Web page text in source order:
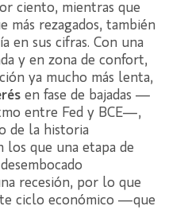
ciento, mientras que
más rezagados, también
en sus cifras. Con una
y en zona de confort,
ya mucho más lenta,
en fase de bajadas —
entre Fed y BCE—,
de la historia
los que una etapa de
recesión, por lo que
ciclo económico —que